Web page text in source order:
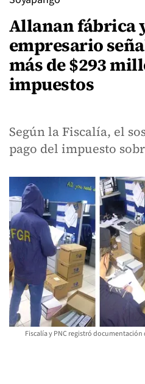
Allanan fábrica
empresario
más de $293
impuestos
Según la Fiscalía, el
pago del impuesto
Fiscalía y PNC registró